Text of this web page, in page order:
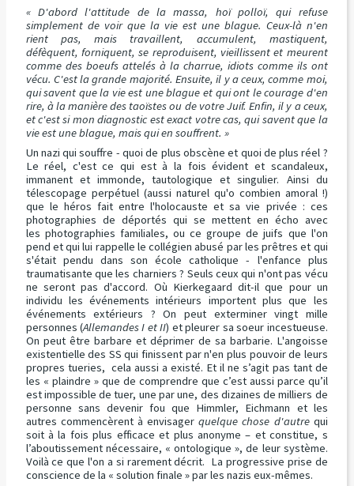
« D'abord l'attitude de la massa, hoï polloï, qui refuse
simplement de voir que la vie est une blague. Ceux-là n'en
rient pas, mais travaillent, accumulent, mastiquent,
défèquent, forniquent, se reproduisent, vieillissent et meurent
comme des boeufs attelés à la charrue, idiots comme ils ont
vécu. C'est la grande majorité. Ensuite, il y a ceux, comme moi,
qui savent que la vie est une blague et qui ont le courage d'en
rire, à la manière des taoïstes ou de votre Juif. Enfin, il y a ceux,
et c'est si mon diagnostic est exact votre cas, qui savent que la
vie est une blague, mais qui en souffrent. »
Un nazi qui souffre - quoi de plus obscène et quoi de plus réel ?
Le réel, c'est ce qui est à la fois évident et scandaleux,
immanent et immonde, tautologique et singulier. Ainsi du
télescopage perpétuel (aussi naturel qu'o combien amoral !)
que le héros fait entre l'holocauste et sa vie privée : ces
photographies de déportés qui se mettent en écho avec
les photographies familiales, ou ce groupe de juifs que l'on
pend et qui lui rappelle le collégien abusé par les prêtres et qui
s'était pendu dans son école catholique - l'enfance plus
traumatisante que les charniers ? Seuls ceux qui n'ont pas vécu
ne seront pas d'accord. Où Kierkegaard dit-il que pour un
individu les événements intérieurs importent plus que les
événements extérieurs ? On peut exterminer vingt mille
personnes (Allemandes I et II) et pleurer sa soeur incestueuse.
On peut être barbare et déprimer de sa barbarie. L'angoisse
existentielle des SS qui finissent par n'en plus pouvoir de leurs
propres tueries, cela aussi a existé. Et il ne s’agit pas tant de
les « plaindre » que de comprendre que c’est aussi parce qu’il
est impossible de tuer, une par une, des dizaines de milliers de
personne sans devenir fou que Himmler, Eichmann et les
autres commencèrent à envisagerquelque chose d'autrequi
soit à la fois plus efficace et plus anonyme – et constitue, s
l’aboutissement nécessaire, « ontologique », de leur système.
Voilà ce que l'on a si rarement décrit. La progressive prise de
conscience de la « solution finale » par les nazis eux-mêmes.